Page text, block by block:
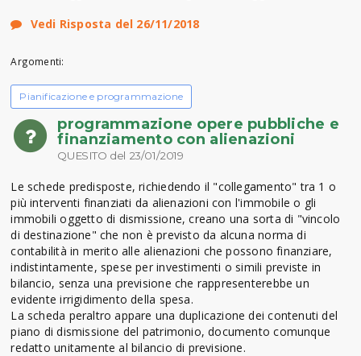
Vedi Risposta del 26/11/2018
Argomenti:
Pianificazione e programmazione
programmazione opere pubbliche e
finanziamento con alienazioni
QUESITO del 23/01/2019
Le schede predisposte, richiedendo il "collegamento" tra 1 o
più interventi finanziati da alienazioni con l'immobile o gli
immobili oggetto di dismissione, creano una sorta di "vincolo
di destinazione" che non è previsto da alcuna norma di
contabilità in merito alle alienazioni che possono finanziare,
indistintamente, spese per investimenti o simili previste in
bilancio, senza una previsione che rappresenterebbe un
evidente irrigidimento della spesa.
La scheda peraltro appare una duplicazione dei contenuti del
piano di dismissione del patrimonio, documento comunque
redatto unitamente al bilancio di previsione.